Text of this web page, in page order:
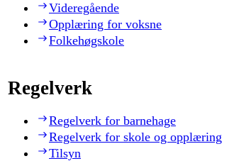
Videregående
Opplæring for voksne
Folkehøgskole
Regelverk
Regelverk for barnehage
Regelverk for skole og opplæring
Tilsyn